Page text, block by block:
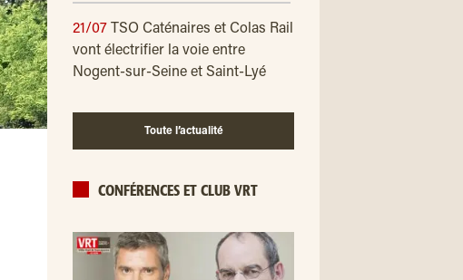
21/07
TSO Caténaires et Colas Rail
vont électrifier la voie entre
Nogent-sur-Seine et Saint-Lyé
Toute l’actualité
CONFÉRENCES ET CLUB VRT